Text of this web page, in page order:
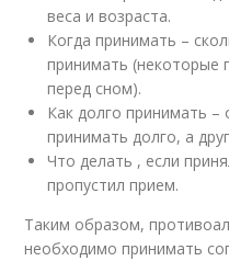
веса и возраста.
Когда принимать –
принимать (некоторые
перед сном).
Как долго принимать
принимать долго, а
Что делать , если
пропустил прием.
Таким образом,
необходимо принимать